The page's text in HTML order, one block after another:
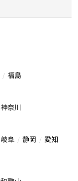
福島
神奈川
岐阜 静岡 愛知